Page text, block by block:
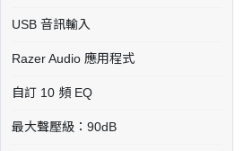
USB 音訊輸入
Razer Audio 應用程式
自訂 10 頻 EQ
最大聲壓級：90dB